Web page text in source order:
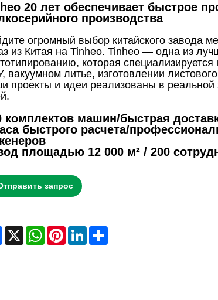
20 лет обеспечивает быстрое
производства
огромный выбор китайского завода
из Китая на Tinheo. Tinheo — одна из
которая
вакуумном литье, изготовлении
проекты и идеи реализованы в реальной
комплектов машин/быстрая
быстрого расчета/
площадью 12 000 м² / 200
запрос
Facebook
X WhatsAppPinterestLinkedIn